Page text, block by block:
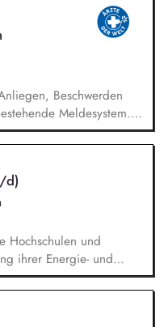
setzen wir auf
der von den
der Konzeption
von dir begleitet. Du
sowie die
Beschwerden
Meldesystem.
bei
Durchführung von
Mitwirkung an der
und dem
Feedback- und
d)
Hochschulen und
ihrer Energie- und
den Energiezirkeln der zu
konzeptionell
für